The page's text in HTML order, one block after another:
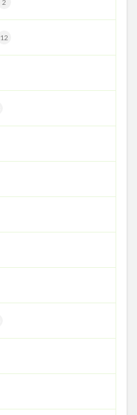
2
12